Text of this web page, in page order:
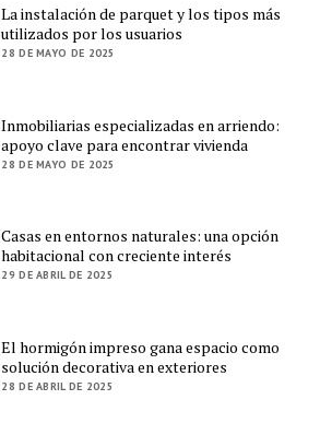
La instalación de parquet y los tipos más
utilizados por los usuarios
28 DE MAYO DE 2025
Inmobiliarias especializadas en arriendo:
apoyo clave para encontrar vivienda
28 DE MAYO DE 2025
Casas en entornos naturales: una opción
habitacional con creciente interés
29 DE ABRIL DE 2025
El hormigón impreso gana espacio como
solución decorativa en exteriores
28 DE ABRIL DE 2025